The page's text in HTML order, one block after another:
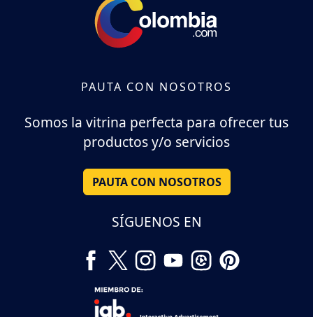
PAUTA CON NOSOTROS
Somos la vitrina perfecta para ofrecer tus
productos y/o servicios
PAUTA CON NOSOTROS
SÍGUENOS EN